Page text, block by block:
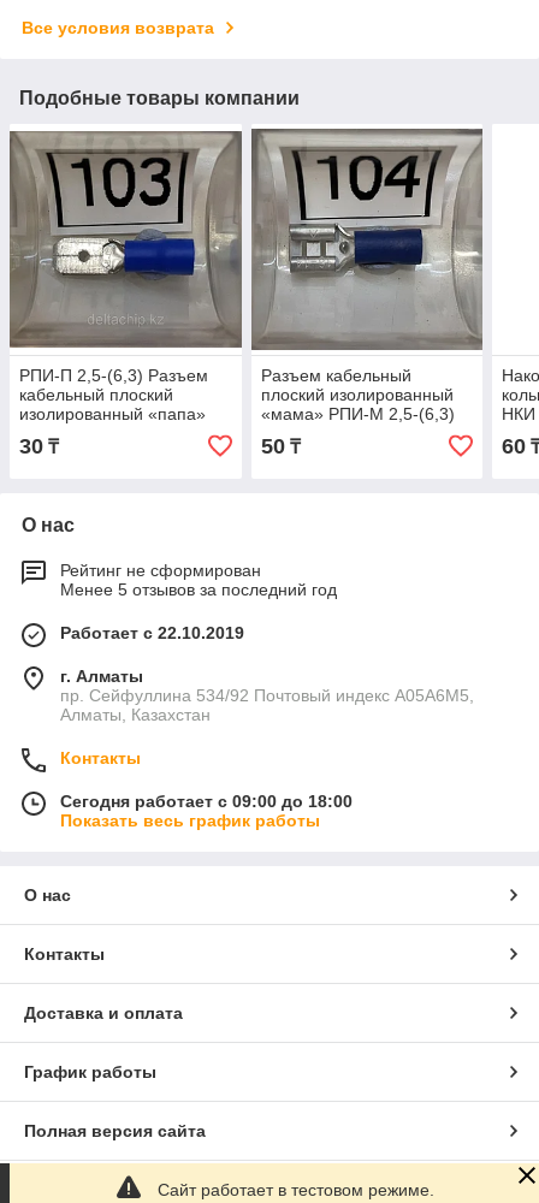
Все условия возврата
Подобные товары компании
РПИ-П 2,5-(6,3) Разъем
кабельный плоский
изолированный «папа»
серия ПРОФИ (КВТ)
30 ₸
Разъем кабельный
плоский изолированный
«мама» РПИ-М 2,5-(6,3)
серия ПРОФИ (КВТ)
50₸
НКИ
60
О нас
Рейтинг не сформирован
Менее 5 отзывов за последний год
Работает с 22.10.2019
г. Алматы
пр. Сейфуллина 534/92 Почтовый индекс A05A6M5,
Алматы, Казахстан
Контакты
Сегодня работает с 09:00 до 18:00
Показать весь график работы
О нас
Контакты
Доставка и оплата
График работы
Полная версия сайта
Сайт создан на маркетплейсеSatu.kz
Сайт работает в тестовом режиме.